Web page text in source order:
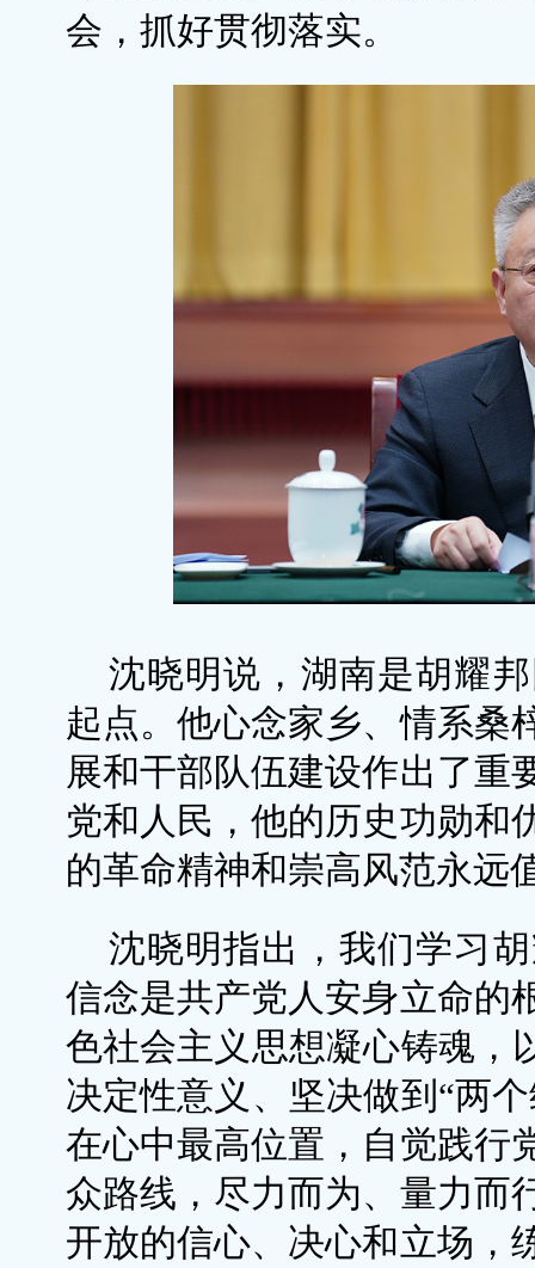
会，抓好贯彻落实。
沈晓明说，湖南是胡耀
起点。他心念家乡、情系桑
展和干部队伍建设作出了重
党和人民，他的历史功勋和
的革命精神和崇高风范永远
沈晓明指出，我们学习
信念是共产党人安身立命的
色社会主义思想凝心铸魂，
决定性意义、坚决做到“两
在心中最高位置，自觉践行
众路线，尽力而为、量力而
开放的信心、决心和立场，